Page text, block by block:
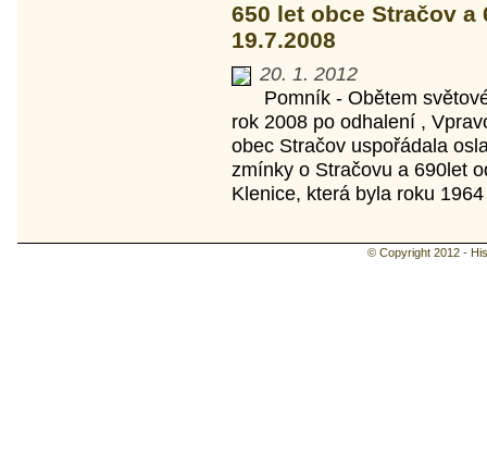
650 let obce Stračov a
19.7.2008
20. 1. 2012
Pomník - Obětem světové
rok 2008 po odhalení ,
obec Stračov uspořádala
zmínky o Stračovu a 690let
Klenice, která byla roku
© Copyright 2012 -